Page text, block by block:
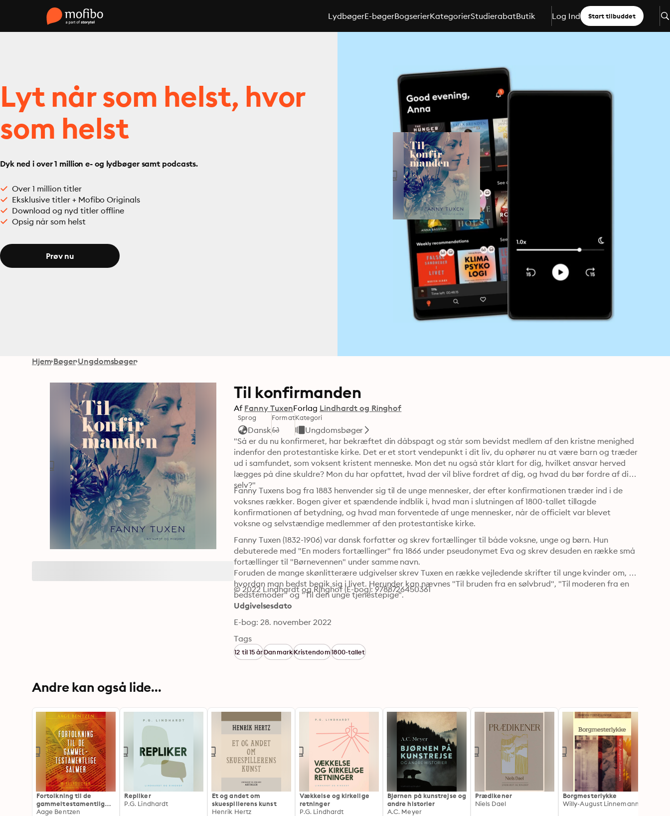
LydbøgerE-bøgerBogserierKategorierStudierabatButik Log Ind Start tilbuddet
Lyt når som helst, hvor
som helst
Dyk ned i over 1 million e- og lydbøger samt podcasts.
Over 1 million titler
Eksklusive titler + Mofibo Originals
Download og nyd titler offline
Opsig når som helst
Prøv nu
Hjem Bøger Ungdomsbøger
Til konfirmanden
Af Fanny TuxenForlag Lindhardt og Ringhof
Sprog
Dansk
FormatKategori
Ungdomsbøger
"Så er du nu konfirmeret, har bekræftet din dåbspagt og står som bevidst medlem af den kristne menighed
indenfor den protestantiske kirke. Det er et stort vendepunkt i dit liv, du ophører nu at være barn og træder
ud i samfundet, som voksent kristent menneske. Mon det nu også står klart for dig, hvilket ansvar herved
lægges på dine skuldre? Mon du har opfattet, hvad der vil blive fordret af dig, og hvad du bør fordre af dig
selv?"
Fanny Tuxens bog fra 1883 henvender sig til de unge mennesker, der efter konfirmationen træder ind i de
voksnes rækker. Bogen giver et spændende indblik i, hvad man i slutningen af 1800-tallet tillagde
konfirmationen af betydning, og hvad man forventede af unge mennesker, når de officielt var blevet
voksne og selvstændige medlemmer af den protestantiske kirke.
Fanny Tuxen (1832-1906) var dansk forfatter og skrev fortællinger til både voksne, unge og børn. Hun
debuterede med "En moders fortællinger" fra 1866 under pseudonymet Eva og skrev desuden en række små
fortællinger til "Børnevennen" under samme navn.
Foruden de mange skønlitterære udgivelser skrev Tuxen en række vejledende skrifter til unge kvinder om,
hvordan man bedst begik sig i livet. Herunder kan nævnes "Til bruden fra en sølvbrud", "Til moderen fra en
bedstemoder" og "Til den unge tjenestepige".
© 2022 Lindhardt og Ringhof (E-bog): 9788726450361
Udgivelsesdato
E-bog: 28. november 2022
Tags
12 til 15 årDanmarkKristendom1800-tallet
Andre kan også lide...
Fortolkning til de
gammeltestamentlige
Salmer
Aage Bentzen
Repliker
P.G. Lindhardt
Et og andet om
skuespillerens kunst
Henrik Hertz
Vækkelse og kirkelige
retninger
P.G. Lindhardt
Bjørnen på kunstrejse og
andre historier
A.C. Meyer
Prædikener
Niels Dael
Borgmesterlykke
Willy-August Linnemann